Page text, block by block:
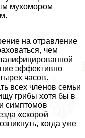
мухомором
на отравление
чем
эффективно
часов.
всех члeнов семьи
грибы хотя бы в
симптомов
«скорой
когда уже